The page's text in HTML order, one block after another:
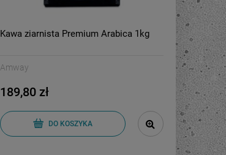
Kawa ziarnista Premium Arabica 1kg
Amway
189,80 zł
DO KOSZYKA